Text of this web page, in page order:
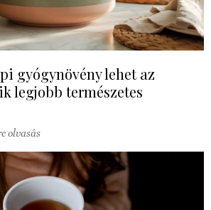
gyógynövény lehet az
legjobb természetes
olvasás